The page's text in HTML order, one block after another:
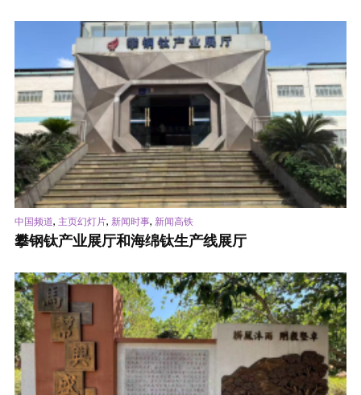
中国频道, 主页幻灯片, 新闻时事, 新闻高铁
攀钢钛产业展厅和海绵钛生产线展厅